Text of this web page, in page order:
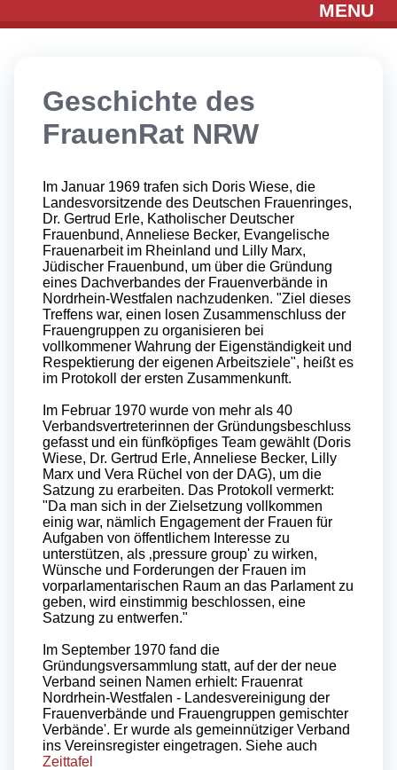
MENU
Geschichte des
FrauenRat NRW
Im Januar 1969 trafen sich Doris Wiese, die
Landesvorsitzende des Deutschen Frauenringes,
Dr. Gertrud Erle, Katholischer Deutscher
Frauenbund, Anneliese Becker, Evangelische
Frauenarbeit im Rheinland und Lilly Marx,
Jüdischer Frauenbund, um über die Gründung
eines Dachverbandes der Frauenverbände in
Nordrhein-Westfalen nachzudenken. "Ziel dieses
Treffens war, einen losen Zusammenschluss der
Frauengruppen zu organisieren bei
vollkommener Wahrung der Eigenständigkeit und
Respektierung der eigenen Arbeitsziele", heißt es
im Protokoll der ersten Zusammenkunft.
Im Februar 1970 wurde von mehr als 40
Verbandsvertreterinnen der Gründungsbeschluss
gefasst und ein fünfköpfiges Team gewählt (Doris
Wiese, Dr. Gertrud Erle, Anneliese Becker, Lilly
Marx und Vera Rüchel von der DAG), um die
Satzung zu erarbeiten. Das Protokoll vermerkt:
"Da man sich in der Zielsetzung vollkommen
einig war, nämlich Engagement der Frauen für
Aufgaben von öffentlichem Interesse zu
unterstützen, als ‚pressure group' zu wirken,
Wünsche und Forderungen der Frauen im
vorparlamentarischen Raum an das Parlament zu
geben, wird einstimmig beschlossen, eine
Satzung zu entwerfen."
Im September 1970 fand die
Gründungsversammlung statt, auf der der neue
Verband seinen Namen erhielt: Frauenrat
Nordrhein-Westfalen - Landesvereinigung der
Frauenverbände und Frauengruppen gemischter
Verbände'. Er wurde als gemeinnütziger Verband
ins Vereinsregister eingetragen. Siehe auch
Zeittafel